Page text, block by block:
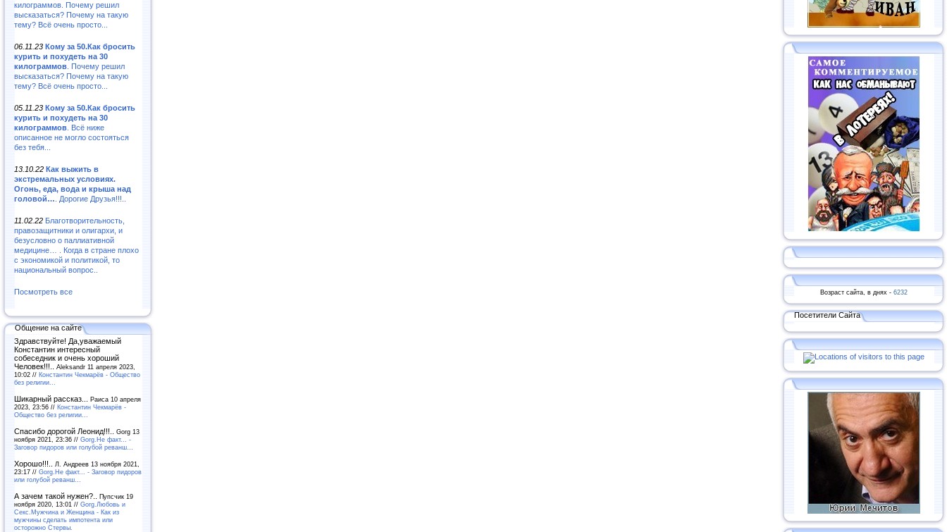
килограммов. Почему решил
высказаться? Почему на такую
тему? Всё очень просто...
06.11.23 Кому за 50.Как бросить
курить и похудеть на 30
килограммов . Почему решил
высказаться? Почему на такую
тему? Всё очень просто...
05.11.23 Кому за 50.Как бросить
курить и похудеть на 30
килограммов . Всё ниже
описанное не могло состояться
без тебя...
13.10.22 Как выжить в
экстремальных условиях.
Огонь, еда, вода и крыша над
головой… . Дорогие Друзья!!!..
11.02.22 Благотворительность,
правозащитники и олигархи, и
безусловно о паллиативной
медицине… . Когда в стране плохо
с экономикой и политикой, то
национальный вопрос..
Посмотреть все
Общение на сайте
Здравствуйте! Да,уважаемый
Константин интересный
собеседник и очень хороший
Человек!!!.. Aleksandr 11 апреля 2023,
10:02 // Константин Чекмарёв - Общество
без религии...
Шикарный рассказ... Раиса 10 апреля
2023, 23:56 // Константин Чекмарёв -
Общество без религии...
Спасибо дорогой Леонид!!!.. Gorg 13
ноября 2021, 23:36 // Gorg.Не факт... -
Заговор пидоров или голубой реванш…
Хорошо!!!..
Л. Андреев 13 ноября 2021,
23:17 // Gorg.Не факт... - Заговор пидоров
или голубой реванш…
А зачем такой нужен?.. Пупсчик 19
ноября 2020, 13:01 // Gorg.Любовь и
Секс.Мужчина и Женщина - Как из
мужчины сделать импотента или
осторожно Стервы.
Возраст сайта, в днях - 6232
Посетители Сайта